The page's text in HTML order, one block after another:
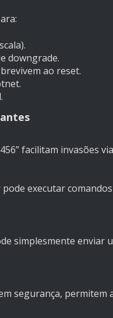
downgrade.
ao reset.
facilitam invasões
executar
simplesmente enviar
segurança, permitem